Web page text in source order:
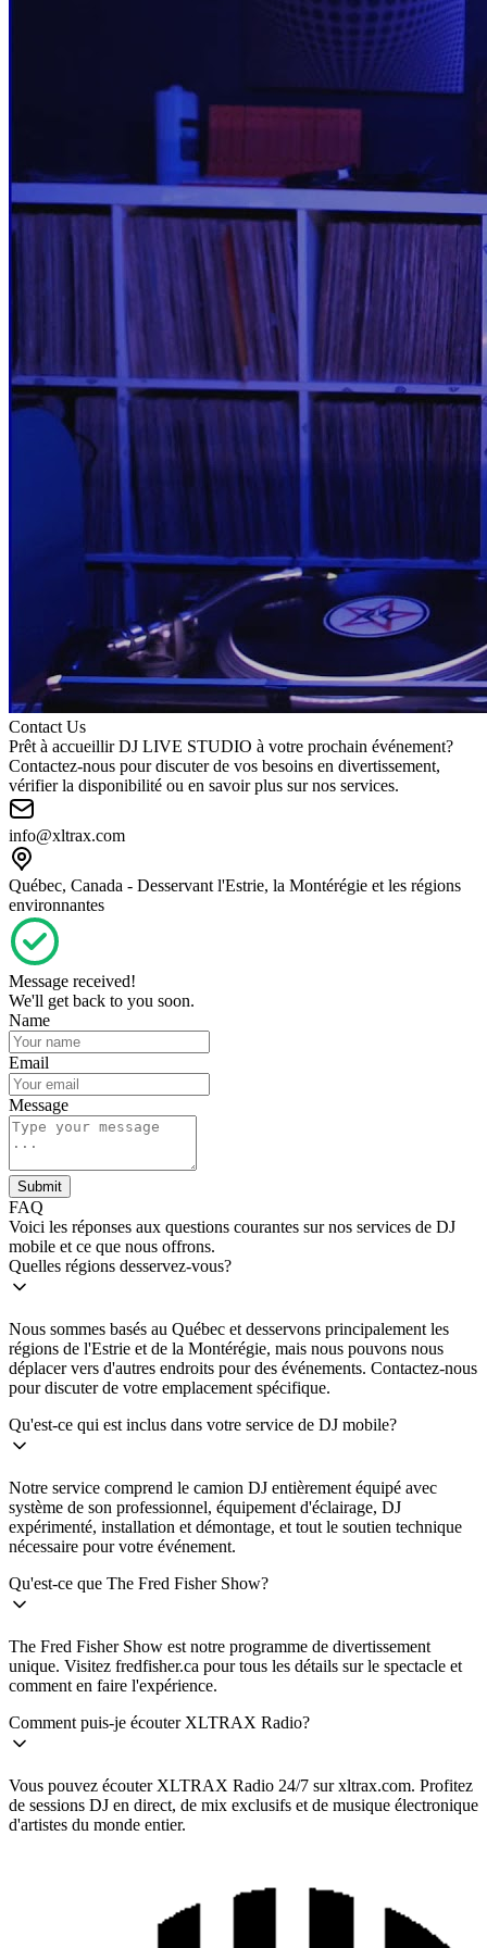
Contact Us
Prêt à accueillir DJ LIVE STUDIO à votre prochain événement?
Contactez-nous pour discuter de vos besoins en divertissement,
vérifier la disponibilité ou en savoir plus sur nos services.
info@xltrax.com
Québec, Canada - Desservant l'Estrie, la Montérégie et les régions
environnantes
Message received!
We'll get back to you soon.
Name
Email
Message
Submit
FAQ
Voici les réponses aux questions courantes sur nos services de DJ
mobile et ce que nous offrons.
Quelles régions desservez-vous?
Nous sommes basés au Québec et desservons principalement les
régions de l'Estrie et de la Montérégie, mais nous pouvons nous
déplacer vers d'autres endroits pour des événements. Contactez-nous
pour discuter de votre emplacement spécifique.
Qu'est-ce qui est inclus dans votre service de DJ mobile?
Notre service comprend le camion DJ entièrement équipé avec
système de son professionnel, équipement d'éclairage, DJ
expérimenté, installation et démontage, et tout le soutien technique
nécessaire pour votre événement.
Qu'est-ce que The Fred Fisher Show?
The Fred Fisher Show est notre programme de divertissement
unique. Visitez fredfisher.ca pour tous les détails sur le spectacle et
comment en faire l'expérience.
Comment puis-je écouter XLTRAX Radio?
Vous pouvez écouter XLTRAX Radio 24/7 sur xltrax.com. Profitez
de sessions DJ en direct, de mix exclusifs et de musique électronique
d'artistes du monde entier.